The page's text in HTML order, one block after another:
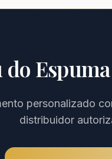
do
personalizado
distribuidor